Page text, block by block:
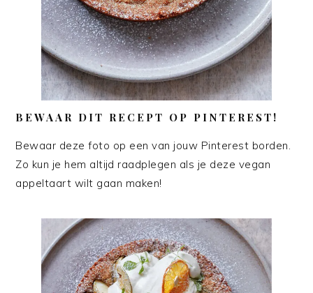
BEWAAR DIT RECEPT OP PINTEREST!
Bewaar deze foto op een van jouw Pinterest borden.
Zo kun je hem altijd raadplegen als je deze vegan
appeltaart wilt gaan maken!